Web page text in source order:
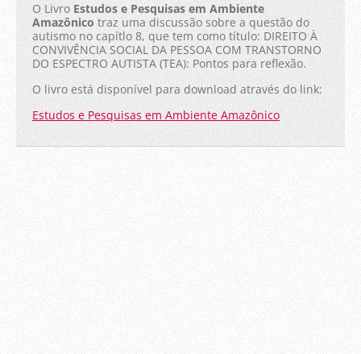
O Livro Estudos e Pesquisas em Ambiente
Amazônico traz uma discussão sobre a questão do
autismo no capítlo 8, que tem como título: DIREITO À
CONVIVÊNCIA SOCIAL DA PESSOA COM TRANSTORNO
DO ESPECTRO AUTISTA (TEA): Pontos para reflexão.
O livro está disponível para download através do link:
Estudos e Pesquisas em Ambiente Amazônico